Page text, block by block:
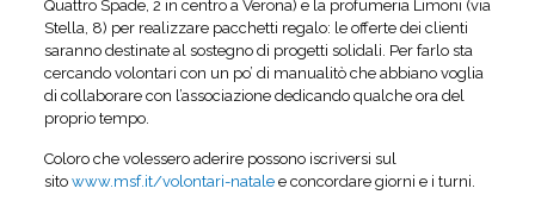
Quattro Spade, 2 in centro a Verona) e la profumeria Limoni (via
Stella, 8) per realizzare pacchetti regalo: le offerte dei clienti
saranno destinate al sostegno di progetti solidali. Per farlo sta
cercando volontari con un po’ di manualitò che abbiano voglia
di collaborare con l’associazione dedicando qualche ora del
proprio tempo.
Coloro che volessero aderire possono iscriversi sul
sito www.msf.it/volontari-natalee concordare giorni e i turni.